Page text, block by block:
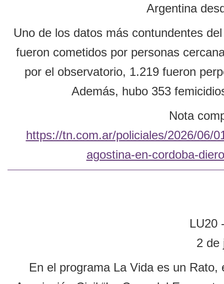
Argentina
Uno de los datos más contundentes
fueron cometidos por personas
por el observatorio, 1.219 fueron
Además, hubo 353
Nota
https://tn.com.ar/policiales/2026/06/
agostina-en-cordoba-
LU20
2 de
En el programa La Vida es un